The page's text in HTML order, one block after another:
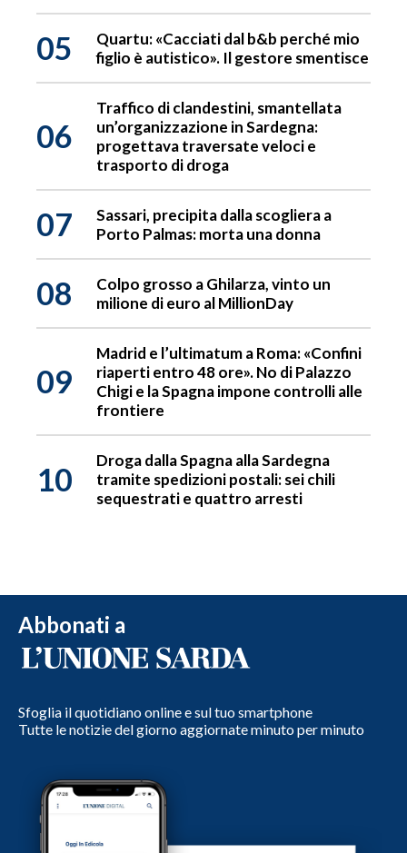
05
Quartu: «Cacciati dal b&b perché mio
figlio è autistico». Il gestore smentisce
06
Traffico di clandestini, smantellata
un’organizzazione in Sardegna:
progettava traversate veloci e
trasporto di droga
07
Sassari, precipita dalla scogliera a
Porto Palmas: morta una donna
08
Colpo grosso a Ghilarza, vinto un
milione di euro al MillionDay
09
Madrid e l’ultimatum a Roma: «Confini
riaperti entro 48 ore». No di Palazzo
Chigi e la Spagna impone controlli alle
frontiere
10
Droga dalla Spagna alla Sardegna
tramite spedizioni postali: sei chili
sequestrati e quattro arresti
Abbonati a
Sfoglia il quotidiano online e sul tuo smartphone
Tutte le notizie del giorno aggiornate minuto per minuto